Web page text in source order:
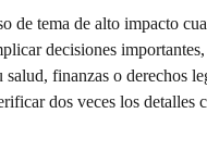
de tema de alto impacto
decisiones
salud, finanzas o derechos
dos veces los detalles